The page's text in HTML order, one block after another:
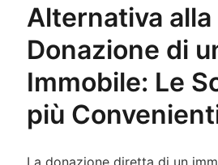
Alternativa alla
Donazione di
Immobile: Le
più
La donazione diretta di un